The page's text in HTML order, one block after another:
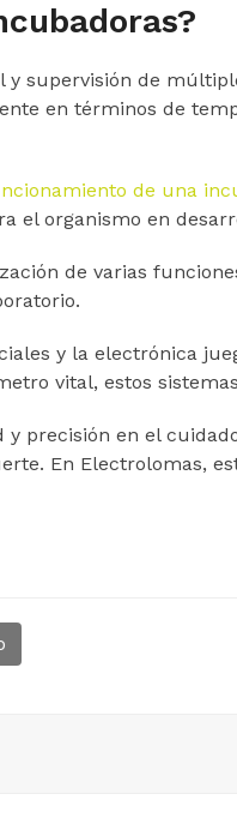
y supervisión de
en términos de
de una
el organismo en
de varias
y la electrónica
vital, estos
y precisión en el
En Electrolomas,